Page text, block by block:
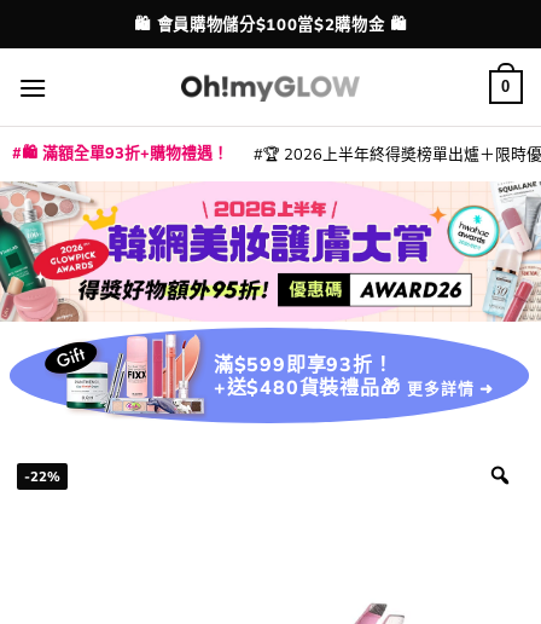
to
content
配送港澳
🛍️ 會員購物儲分$100當$2購物金 🛍️
0
🛍️ 滿額全單93折+購物禮遇！ 🏆 2026上半年終得奬榜單出爐＋限時
滿$599即享93折！
+送$480貨裝禮品🎁 更多詳情 ➜
-22%